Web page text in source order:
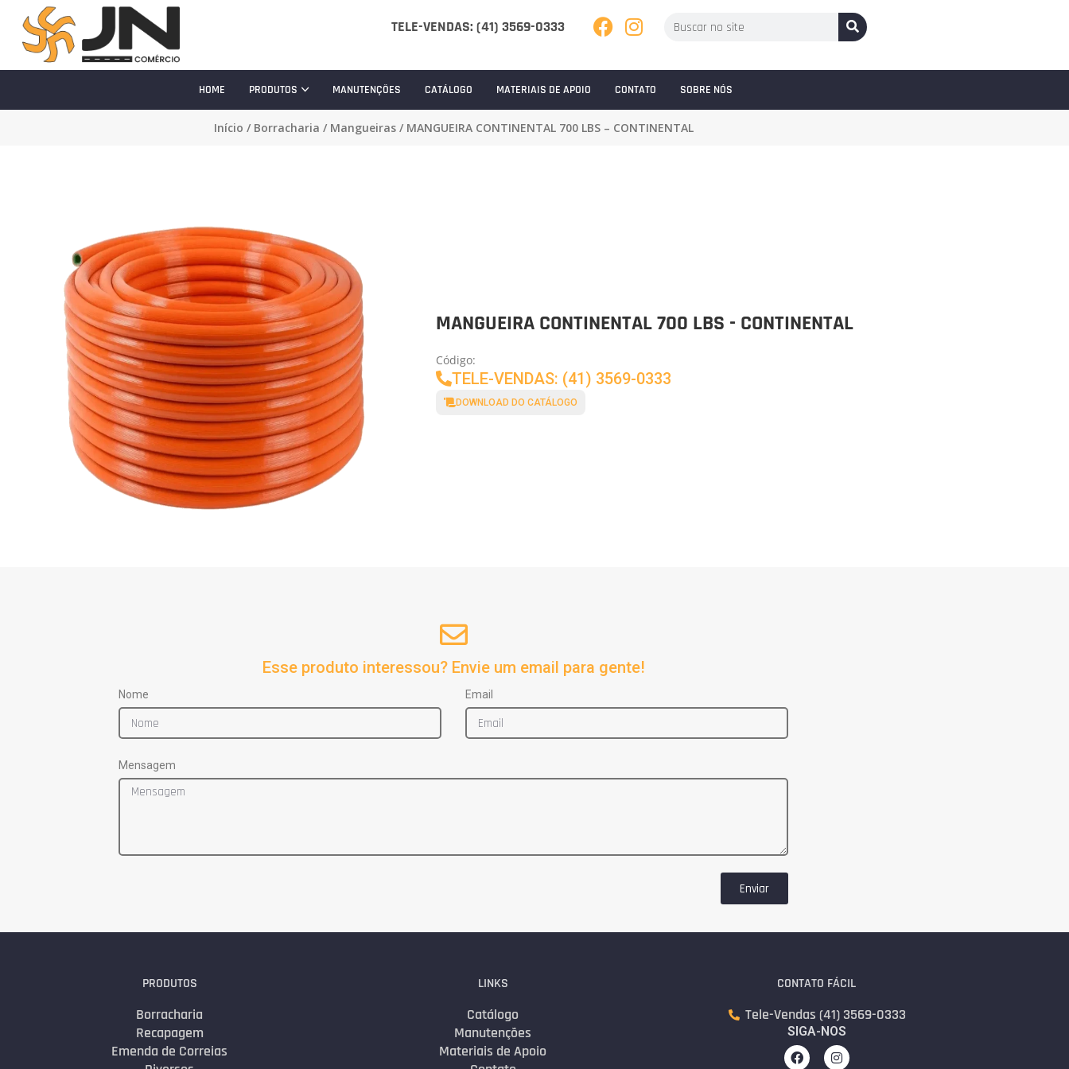
TELE-VENDAS: (41) 3569-0333
HOME PRODUTOS MANUTENÇÕES CATÁLOGO MATERIAIS DE APOIO CONTATO SOBRE NÓS
Início / Borracharia / Mangueiras/ MANGUEIRA CONTINENTAL 700 LBS – CONTINENTAL
MANGUEIRA CONTINENTAL 700 LBS - CONTINENTAL
Código:
TELE-VENDAS: (41) 3569-0333
DOWNLOAD DO CATÁLOGO
Esse produto interessou? Envie um email para gente!
Nome Email
Mensagem
Enviar
PRODUTOS
Borracharia
Recapagem
Emenda de Correias
LINKS
Catálogo
Manutenções
Materiais de Apoio
CONTATO FÁCIL
Tele-Vendas (41) 3569-0333
SIGA-NOS